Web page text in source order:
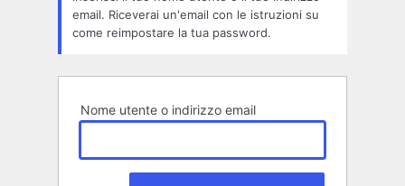
email. Riceverai un'email con le istruzioni su
come reimpostare la tua password.
Nome utente o indirizzo email